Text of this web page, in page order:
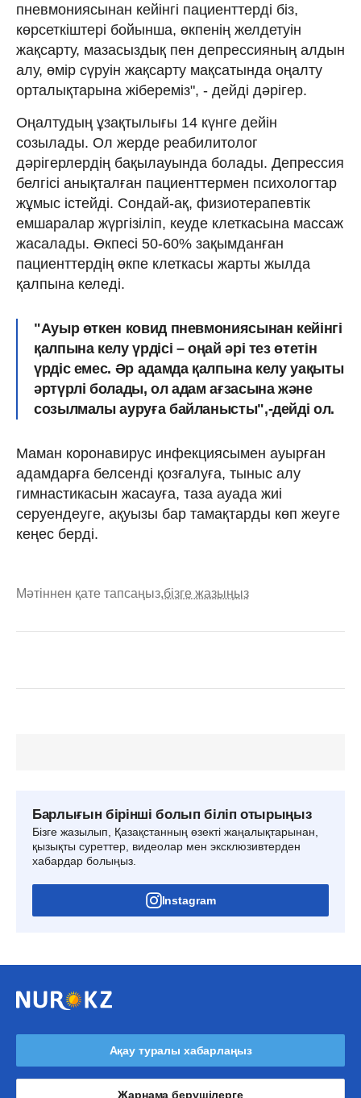
пневмониясынан кейінгі пациенттерді біз,
көрсеткіштері бойынша, өкпенің желдетуін
жақсарту, мазасыздық пен депрессияның алдын
алу, өмір сүруін жақсарту мақсатында оңалту
орталықтарына жібереміз", - дейді дәрігер.
Оңалтудың ұзақтылығы 14 күнге дейін
созылады. Ол жерде реабилитолог
дәрігерлердің бақылауында болады. Депрессия
белгісі анықталған пациенттермен психологтар
жұмыс істейді. Сондай-ақ, физиотерапевтік
емшаралар жүргізіліп, кеуде клеткасына массаж
жасалады. Өкпесі 50-60% зақымданған
пациенттердің өкпе клеткасы жарты жылда
қалпына келеді.
"Ауыр өткен ковид пневмониясынан кейінгі
қалпына келу үрдісі – оңай әрі тез өтетін
үрдіс емес. Әр адамда қалпына келу уақыты
әртүрлі болады, ол адам ағзасына және
созылмалы ауруға байланысты",-дейді ол.
Маман коронавирус инфекциясымен ауырған
адамдарға белсенді қозғалуға, тыныс алу
гимнастикасын жасауға, таза ауада жиі
серуендеуге, ақуызы бар тамақтарды көп жеуге
кеңес берді.
Мәтіннен қате тапсаңыз,бізге жазыңыз
Барлығын бірінші болып біліп отырыңыз
Бізге жазылып, Қазақстанның өзекті жаңалықтарынан,
қызықты суреттер, видеолар мен эксклюзивтерден
хабардар болыңыз.
Instagram
Ақау туралы хабарлаңыз
Жарнама берушілерге